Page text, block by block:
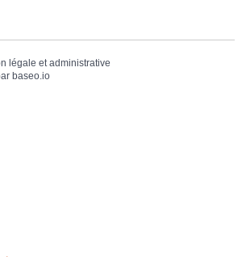
légale et administrative
baseo.io